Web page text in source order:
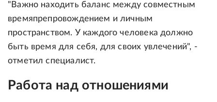
"Важно находить баланс между совместным
времяпрепровождением и личным
пространством. У каждого человека должно
быть время для себя, для своих увлечений", -
отметил специалист.
Работа над отношениями